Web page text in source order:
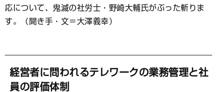
応について、鬼滅の社労士・野崎大輔氏がぶった斬りま
す。（聞き手・文＝大澤義幸）
経営者に問われるテレワークの業務管理と社
員の評価体制